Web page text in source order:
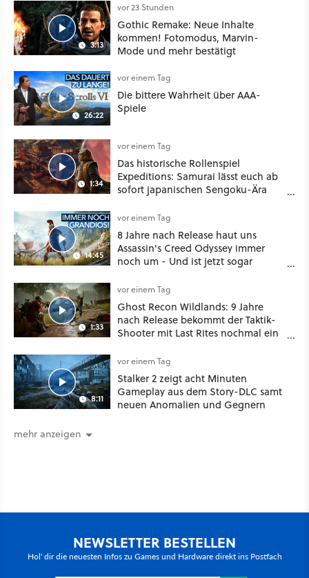
3:13
vor 23 Stunden
Gothic Remake: Neue Inhalte
kommen! Fotomodus, Marvin-
Mode und mehr bestätigt
26:22
vor einem Tag
Die bittere Wahrheit über AAA-
Spiele
1:34
vor einem Tag
Das historische Rollenspiel
Expeditions: Samurai lässt euch ab
sofort japanischen Sengoku-Ära
oder Diplomatie
14:45
vor einem Tag
8 Jahre nach Release haut uns
Assassin's Creed Odyssey immer
noch um - Und ist jetzt sogar
1:33
vor einem Tag
Ghost Recon Wildlands: 9 Jahre
nach Release bekommt der Taktik-
Shooter mit Last Rites nochmal ein
8:11
vor einem Tag
Stalker 2 zeigt acht Minuten
Gameplay aus dem Story-DLC samt
neuen Anomalien und Gegnern
mehr anzeigen
NEWSLETTER BESTELLEN
Hol' dir die neuesten Infos zu Games und Hardware direkt ins Postfach